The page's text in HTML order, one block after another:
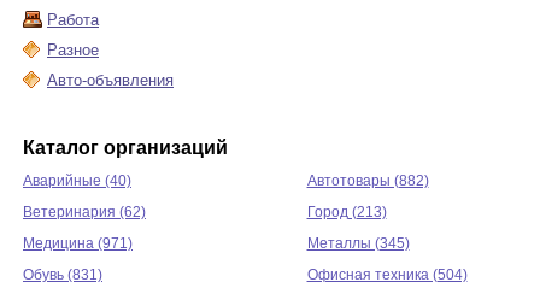
Работа
Разное
Авто-объявления
Каталог организаций
Аварийные (40)
Автотовары (882)
Ветеринария (62)
Город (213)
Медицина (971)
Металлы (345)
Обувь (831)
Офисная техника (504)